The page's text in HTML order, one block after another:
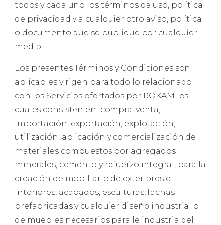
todos y cada uno los términos de uso, política
de privacidad y a cualquier otro aviso, política
o documento que se publique por cualquier
medio.
Los presentes Términos y Condiciones son
aplicables y rigen para todo lo relacionado
con los Servicios ofertados por ROKAM los
cuales consisten en compra, venta,
importación, exportación, explotación,
utilización, aplicación y comercialización de
materiales compuestos por agregados
minerales, cemento y refuerzo integral, para la
creación de mobiliario de exteriores e
interiores, acabados, esculturas, fachas
prefabricadas y cualquier diseño industrial o
de muebles necesarios para le industria del